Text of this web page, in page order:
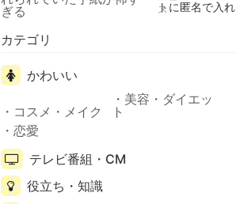
トに匿名で入れ
ス
カテゴリ
かわいい
コスメ・メイク
美容・ダイエッ
ト
恋愛
テレビ番組・CM
役立ち・知識